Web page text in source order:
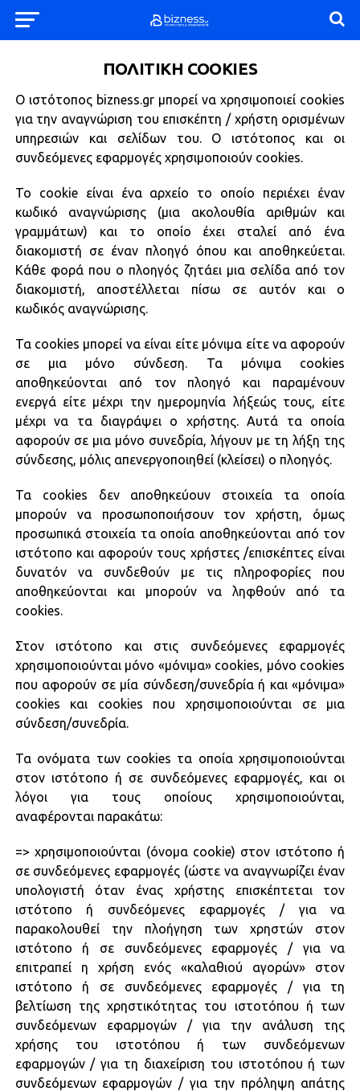
ΠΟΛΙΤΙΚΗ COOKIES
Ο ιστότοπος bizness.gr μπορεί να χρησιμοποιεί cookies
για την αναγνώριση του επισκέπτη / χρήστη ορισμένων
υπηρεσιών και σελίδων του. Ο ιστότοπος και οι
συνδεόμενες εφαρμογές χρησιμοποιούν cookies.
Το cookie είναι ένα αρχείο το οποίο περιέχει έναν
κωδικό αναγνώρισης (μια ακολουθία αριθμών και
γραμμάτων) και το οποίο έχει σταλεί από ένα
διακομιστή σε έναν πλοηγό όπου και αποθηκεύεται.
Κάθε φορά που ο πλοηγός ζητάει μια σελίδα από τον
διακομιστή, αποστέλλεται πίσω σε αυτόν και ο
κωδικός αναγνώρισης.
Τα cookies μπορεί να είναι είτε μόνιμα είτε να αφορούν
σε μια μόνο σύνδεση. Τα μόνιμα cookies
αποθηκεύονται από τον πλοηγό και παραμένουν
ενεργά είτε μέχρι την ημερομηνία λήξεώς τους, είτε
μέχρι να τα διαγράψει ο χρήστης. Αυτά τα οποία
αφορούν σε μια μόνο συνεδρία, λήγουν με τη λήξη της
σύνδεσης, μόλις απενεργοποιηθεί (κλείσει) ο πλοηγός.
Τα cookies δεν αποθηκεύουν στοιχεία τα οποία
μπορούν να προσωποποιήσουν τον χρήστη, όμως
προσωπικά στοιχεία τα οποία αποθηκεύονται από τον
ιστότοπο και αφορούν τους χρήστες /επισκέπτες είναι
δυνατόν να συνδεθούν με τις πληροφορίες που
αποθηκεύονται και μπορούν να ληφθούν από τα
cookies.
Στον ιστότοπο και στις συνδεόμενες εφαρμογές
χρησιμοποιούνται μόνο «μόνιμα» cookies, μόνο cookies
που αφορούν σε μία σύνδεση/συνεδρία ή και «μόνιμα»
cookies και cookies που χρησιμοποιούνται σε μια
σύνδεση/συνεδρία.
Τα ονόματα των cookies τα οποία χρησιμοποιούνται
στον ιστότοπο ή σε συνδεόμενες εφαρμογές, και οι
λόγοι για τους οποίους χρησιμοποιούνται,
αναφέρονται παρακάτω:
=> χρησιμοποιούνται (όνομα cookie) στον ιστότοπο ή
σε συνδεόμενες εφαρμογές (ώστε να αναγνωρίζει έναν
υπολογιστή όταν ένας χρήστης επισκέπτεται τον
ιστότοπο ή συνδεόμενες εφαρμογές / για να
παρακολουθεί την πλοήγηση των χρηστών στον
ιστότοπο ή σε συνδεόμενες εφαρμογές / για να
επιτραπεί η χρήση ενός «καλαθιού αγορών» στον
ιστότοπο ή σε συνδεόμενες εφαρμογές / για τη
βελτίωση της χρηστικότητας του ιστοτόπου ή των
συνδεόμενων εφαρμογών / για την ανάλυση της
χρήσης του ιστοτόπου ή των συνδεόμενων
εφαρμογών / για τη διαχείριση του ιστοτόπου ή των
συνδεόμενων εφαρμογών / για την πρόληψη απάτης